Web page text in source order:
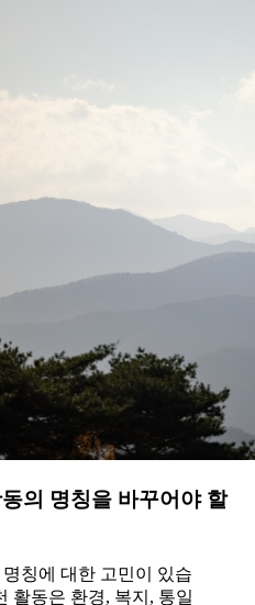
의 명칭을 바꾸어야 할
칭에 대한 고민이 있습
활동은 환경, 복지, 통일